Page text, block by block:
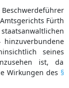
Fürth
hinzuverbundene
seines
ist, da
Wirkungen des §